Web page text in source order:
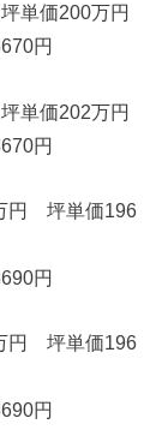
価200万円
円
価202万円
円
円 坪単価196
円
円 坪単価196
円